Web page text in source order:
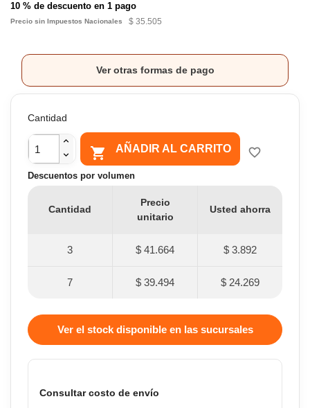
10 % de descuento en 1 pago
Precio sin Impuestos Nacionales $ 35.505
Ver otras formas de pago
Cantidad
 AÑADIR AL CARRITO favorite_border
Descuentos por volumen
Cantidad
Precio
unitario
Usted ahorra
3 $ 41.664 $ 3.892
7 $ 39.494 $ 24.269
Ver el stock disponible en las sucursales
Consultar costo de envío